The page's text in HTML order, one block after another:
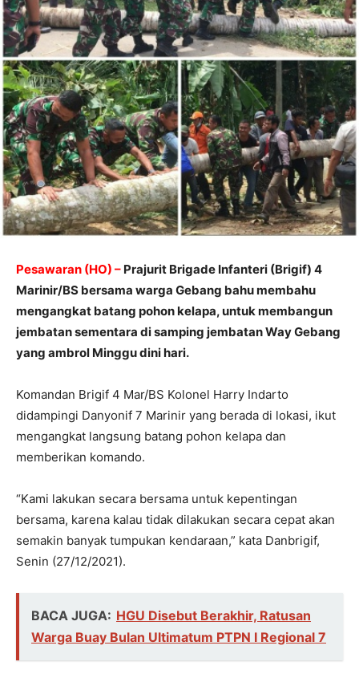
Pesawaran (HO) – Prajurit Brigade Infanteri (Brigif) 4
Marinir/BS bersama warga Gebang bahu membahu
mengangkat batang pohon kelapa, untuk membangun
jembatan sementara di samping jembatan Way Gebang
yang ambrol Minggu dini hari.
Komandan Brigif 4 Mar/BS Kolonel Harry Indarto
didampingi Danyonif 7 Marinir yang berada di lokasi, ikut
mengangkat langsung batang pohon kelapa dan
memberikan komando.
“Kami lakukan secara bersama untuk kepentingan
bersama, karena kalau tidak dilakukan secara cepat akan
semakin banyak tumpukan kendaraan,” kata Danbrigif,
Senin (27/12/2021).
BACA JUGA: HGU Disebut Berakhir, Ratusan
Warga Buay Bulan Ultimatum PTPN I Regional 7